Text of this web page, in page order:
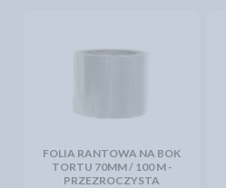
FOLIA RANTOWA NA BOK
TORTU 70MM / 100 M -
PRZEZROCZYSTA